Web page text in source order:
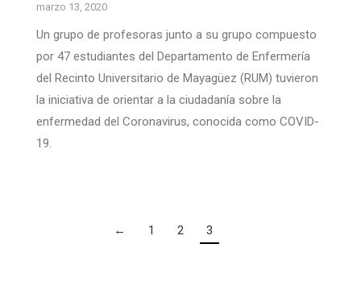
marzo 13, 2020
Un grupo de profesoras junto a su grupo compuesto
por 47 estudiantes del Departamento de Enfermería
del Recinto Universitario de Mayagüez (RUM) tuvieron
la iniciativa de orientar a la ciudadanía sobre la
enfermedad del Coronavirus, conocida como COVID-
19.
← 1 2 3